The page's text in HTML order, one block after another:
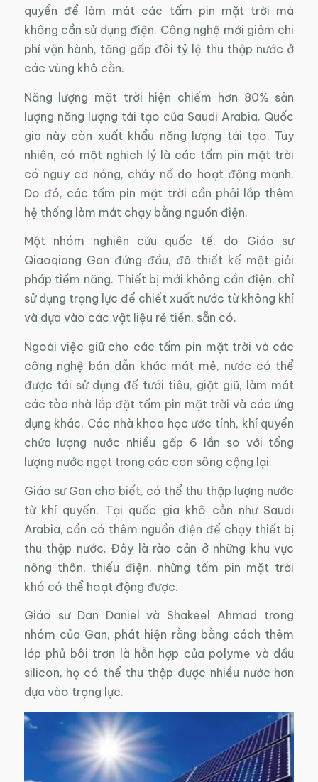
quyển để làm mát các tấm pin mặt trời mà
không cần sử dụng điện. Công nghệ mới giảm chi
phí vận hành, tăng gấp đôi tỷ lệ thu thập nước ở
các vùng khô cằn.
Năng lượng mặt trời hiện chiếm hơn 80% sản
lượng năng lượng tái tạo của Saudi Arabia. Quốc
gia này còn xuất khẩu năng lượng tái tạo. Tuy
nhiên, có một nghịch lý là các tấm pin mặt trời
có nguy cơ nóng, cháy nổ do hoạt động mạnh.
Do đó, các tấm pin mặt trời cần phải lắp thêm
hệ thống làm mát chạy bằng nguồn điện.
Một nhóm nghiên cứu quốc tế, do Giáo sư
Qiaoqiang Gan đứng đầu, đã thiết kế một giải
pháp tiềm năng. Thiết bị mới không cần điện, chỉ
sử dụng trọng lực để chiết xuất nước từ không khí
và dựa vào các vật liệu rẻ tiền, sẵn có.
Ngoài việc giữ cho các tấm pin mặt trời và các
công nghệ bán dẫn khác mát mẻ, nước có thể
được tái sử dụng để tưới tiêu, giặt giũ, làm mát
các tòa nhà lắp đặt tấm pin mặt trời và các ứng
dụng khác. Các nhà khoa học ước tính, khí quyển
chứa lượng nước nhiều gấp 6 lần so với tổng
lượng nước ngọt trong các con sông cộng lại.
Giáo sư Gan cho biết, có thể thu thập lượng nước
từ khí quyển. Tại quốc gia khô cằn như Saudi
Arabia, cần có thêm nguồn điện để chạy thiết bị
thu thập nước. Đây là rào cản ở những khu vực
nông thôn, thiếu điện, những tấm pin mặt trời
khó có thể hoạt động được.
Giáo sư Dan Daniel và Shakeel Ahmad trong
nhóm của Gan, phát hiện rằng bằng cách thêm
lớp phủ bôi trơn là hỗn hợp của polyme và dầu
silicon, họ có thể thu thập được nhiều nước hơn
dựa vào trọng lực.